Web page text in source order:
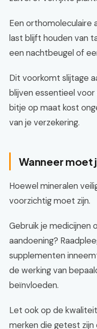
Een orthomoleculaire
last blijft houden van
een nachtbeugel of
Dit voorkomt slijtage
blijven essentieel
bitje op maat kost
van je verzekering.
Wanneer
Hoewel mineralen
voorzichtig moet zijn.
Gebruik je medicijnen
aandoening?
supplementen
de werking van
beïnvloeden.
Let ook op de
merken die getest zijn